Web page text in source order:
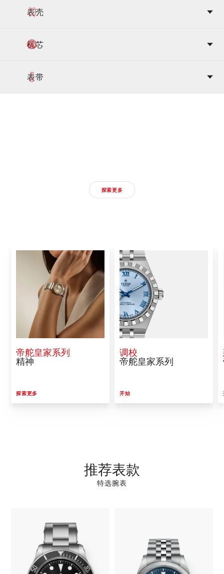
表壳
机芯
表带
探索更多
帝舵皇家系列
精神
探索更多
调校
帝舵皇家系列
开始
推荐表款
特选腕表